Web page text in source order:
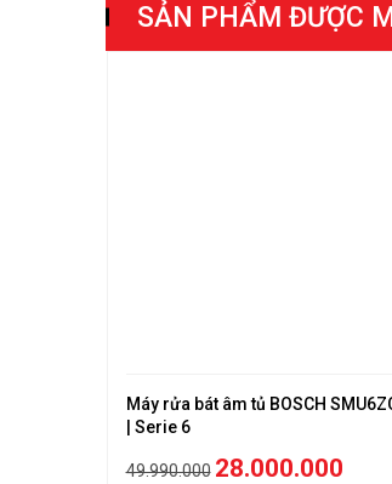
SẢN PHẨM ĐƯỢC
Máy rửa bát âm tủ BOSCH
| Serie 6
49.990.000 28.000.000